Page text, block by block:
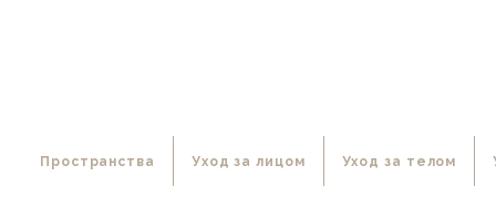
Пространства Уход за лицом Уход за телом